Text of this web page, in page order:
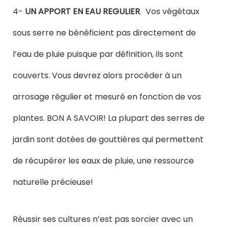
4- UN APPORT EN EAU REGULIER. Vos végétaux
sous serre ne bénéficient pas directement de
l’eau de pluie puisque par définition, ils sont
couverts. Vous devrez alors procéder à un
arrosage régulier et mesuré en fonction de vos
plantes. BON A SAVOIR! La plupart des serres de
jardin sont dotées de gouttières qui permettent
de récupérer les eaux de pluie, une ressource
naturelle précieuse!
Réussir ses cultures n’est pas sorcier avec un